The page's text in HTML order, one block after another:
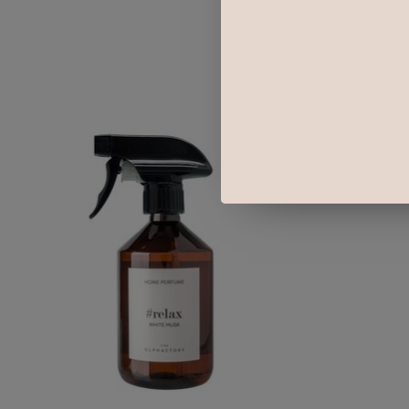
Items van productcarrousel